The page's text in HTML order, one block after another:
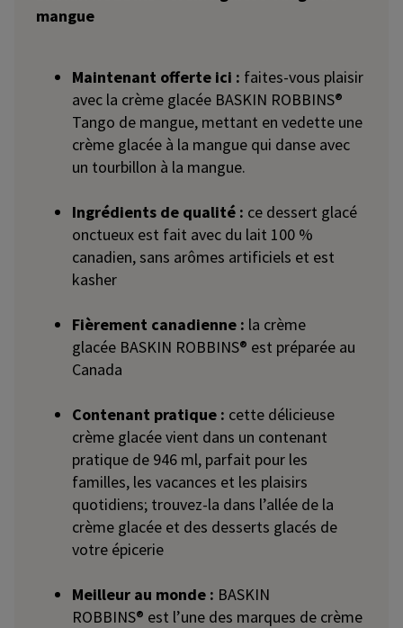
mangue
Maintenant offerte ici : faites-vous plaisir
avec la crème glacée BASKIN ROBBINS®
Tango de mangue, mettant en vedette une
crème glacée à la mangue qui danse avec
un tourbillon à la mangue.
Ingrédients de qualité : ce dessert glacé
onctueux est fait avec du lait 100 %
canadien, sans arômes artificiels et est
kasher
Fièrement canadienne : la crème
glacée BASKIN ROBBINS® est préparée au
Canada
Contenant pratique : cette délicieuse
crème glacée vient dans un contenant
pratique de 946 ml, parfait pour les
familles, les vacances et les plaisirs
quotidiens; trouvez-la dans l’allée de la
crème glacée et des desserts glacés de
votre épicerie
Meilleur au monde : BASKIN
ROBBINS® est l’une des marques de crème